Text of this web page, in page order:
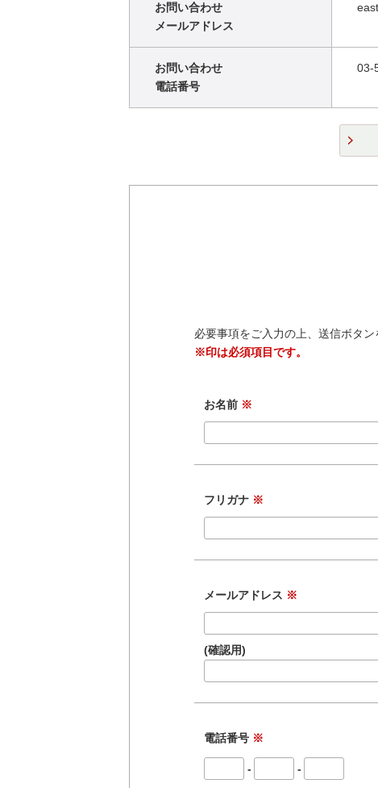
お問い合わせ
メールアドレス
お問い合わせ
電話番号
03-
必要事項をご入力の上、送信ボタン
※印は必須項目です。
お名前 ※
フリガナ ※
メールアドレス ※
(確認用)
電話番号 ※
- -